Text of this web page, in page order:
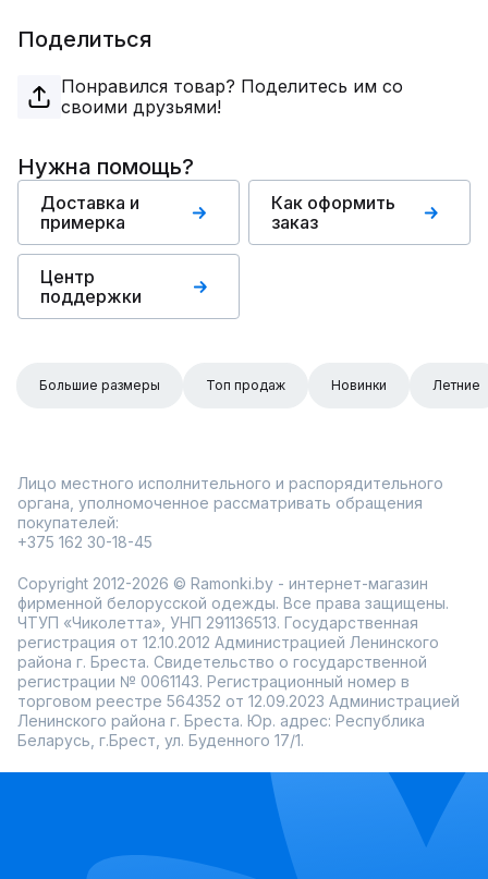
Поделиться
Понравился товар? Поделитесь им со
своими друзьями!
Нужна помощь?
Доставка и
примерка
Как оформить
заказ
Центр
поддержки
Большие размеры Топ продаж Новинки Летние
Лицо местного исполнительного и распорядительного
органа, уполномоченное рассматривать обращения
покупателей:
+375 162 30-18-45
Copyright 2012-2026 © Ramonki.by - интернет-магазин
фирменной белорусской одежды. Все права защищены.
ЧТУП «Чиколетта», УНП 291136513. Государственная
регистрация от 12.10.2012 Администрацией Ленинского
района г. Бреста. Свидетельство о государственной
регистрации № 0061143. Регистрационный номер в
торговом реестре 564352 от 12.09.2023 Администрацией
Ленинского района г. Бреста. Юр. адрес: Республика
Беларусь, г.Брест, ул. Буденного 17/1.